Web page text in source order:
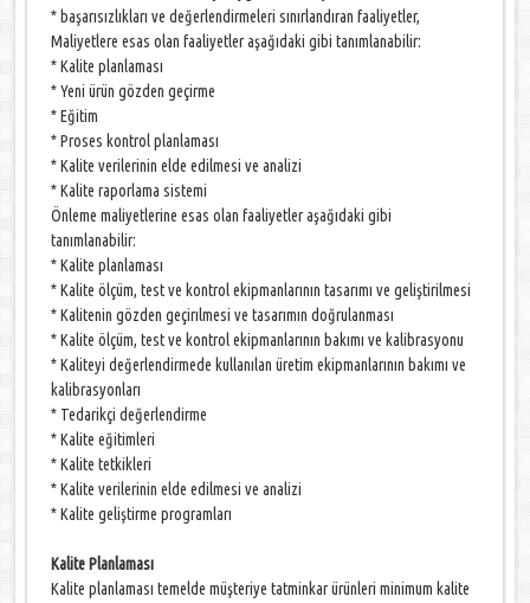
* başarısızlıkları ve değerlendirmeleri sınırlandıran faaliyetler,
Maliyetlere esas olan faaliyetler aşağıdaki gibi tanımlanabilir:
* Kalite planlaması
* Yeni ürün gözden geçirme
* Eğitim
* Proses kontrol planlaması
* Kalite verilerinin elde edilmesi ve analizi
* Kalite raporlama sistemi
Önleme maliyetlerine esas olan faaliyetler aşağıdaki gibi
tanımlanabilir:
* Kalite planlaması
* Kalite ölçüm, test ve kontrol ekipmanlarının tasarımı ve geliştirilmesi
* Kalitenin gözden geçirılmesi ve tasarımın doğrulanması
* Kalite ölçüm, test ve kontrol ekipmanlarının bakımı ve kalibrasyonu
* Kaliteyi değerlendirmede kullanılan üretim ekipmanlarının bakımı ve
kalibrasyonları
* Tedarikçi değerlendirme
* Kalite eğitimleri
* Kalite tetkikleri
* Kalite verilerinin elde edilmesi ve analizi
* Kalite geliştirme programları
Kalite Planlaması
Kalite planlaması temelde müşteriye tatminkar ürünleri minimum kalite